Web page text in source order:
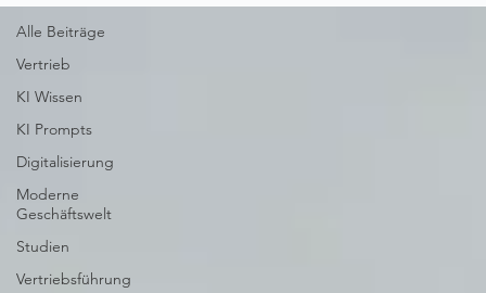
Alle Beiträge
Vertrieb
KI Wissen
KI Prompts
Digitalisierung
Moderne
Geschäftswelt
Studien
Vertriebsführung